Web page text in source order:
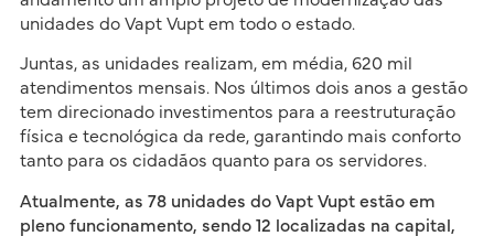
unidades do Vapt Vupt em todo o estado.
Juntas, as unidades realizam, em média, 620 mil
atendimentos mensais. Nos últimos dois anos a gestão
tem direcionado investimentos para a reestruturação
física e tecnológica da rede, garantindo mais conforto
tanto para os cidadãos quanto para os servidores.
Atualmente, as 78 unidades do Vapt Vupt estão em
pleno funcionamento, sendo 12 localizadas na capital,